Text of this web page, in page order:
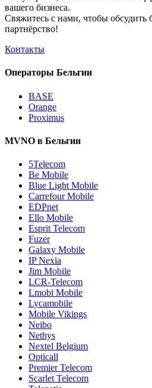
вашего бизнеса.
Свяжитесь с нами, чтобы обсудить
партнёрство!
Контакты
Операторы Бельгии
BASE
Orange
Proximus
MVNO в Бельгии
5Telecom
Be Mobile
Blue Light Mobile
Carrefour Mobile
EDPnet
Ello Mobile
Esprit Telecom
Fuzer
Galaxy Mobile
IP Nexia
Jim Mobile
LCR-Telecom
Lmobi Mobile
Lycamobile
Mobile Vikings
Neibo
Nethys
Nextel Belgium
Opticall
Premier Telecom
Scarlet Telecom